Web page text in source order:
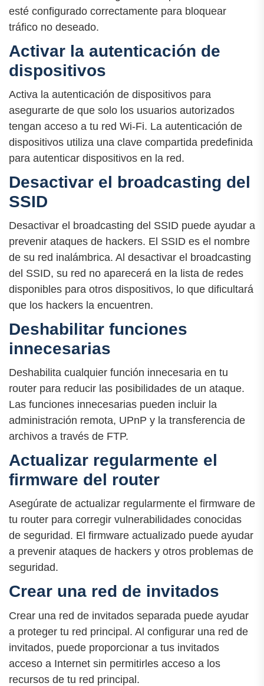
esté configurado correctamente para bloquear
tráfico no deseado.
Activar la autenticación de
dispositivos
Activa la autenticación de dispositivos para
asegurarte de que solo los usuarios autorizados
tengan acceso a tu red Wi-Fi. La autenticación de
dispositivos utiliza una clave compartida predefinida
para autenticar dispositivos en la red.
Desactivar el broadcasting del
SSID
Desactivar el broadcasting del SSID puede ayudar a
prevenir ataques de hackers. El SSID es el nombre
de su red inalámbrica. Al desactivar el broadcasting
del SSID, su red no aparecerá en la lista de redes
disponibles para otros dispositivos, lo que dificultará
que los hackers la encuentren.
Deshabilitar funciones
innecesarias
Deshabilita cualquier función innecesaria en tu
router para reducir las posibilidades de un ataque.
Las funciones innecesarias pueden incluir la
administración remota, UPnP y la transferencia de
archivos a través de FTP.
Actualizar regularmente el
firmware del router
Asegúrate de actualizar regularmente el firmware de
tu router para corregir vulnerabilidades conocidas
de seguridad. El firmware actualizado puede ayudar
a prevenir ataques de hackers y otros problemas de
seguridad.
Crear una red de invitados
Crear una red de invitados separada puede ayudar
a proteger tu red principal. Al configurar una red de
invitados, puede proporcionar a tus invitados
acceso a Internet sin permitirles acceso a los
recursos de tu red principal.